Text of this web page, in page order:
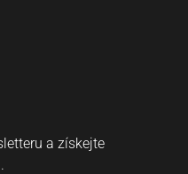
a získejte